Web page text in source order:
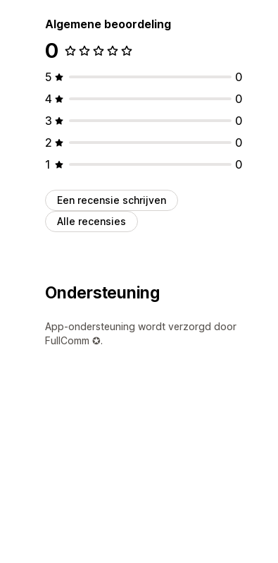
Algemene beoordeling
0
5
0
4
0
3
0
2
0
1
0
Een recensie schrijven
Alle recensies
Ondersteuning
App-ondersteuning wordt verzorgd door
FullComm ✪.